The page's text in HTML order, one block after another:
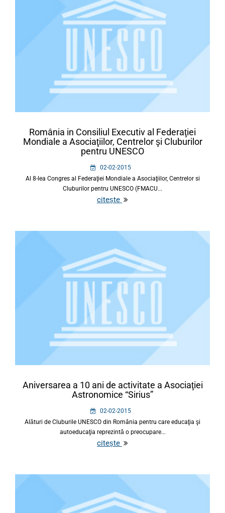
România in Consiliul Executiv al Federaţiei
Mondiale a Asociaţiilor, Centrelor şi Cluburilor
pentru UNESCO
02-02-2015
Al 8-lea Congres al Federaţiei Mondiale a Asociaţiilor, Centrelor si
Cluburilor pentru UNESCO (FMACU...
citește
Aniversarea a 10 ani de activitate a Asociaţiei
Astronomice “Sirius”
02-02-2015
Alături de Cluburile UNESCO din România pentru care educaţia şi
autoeducaţia reprezintă o preocupare...
citește